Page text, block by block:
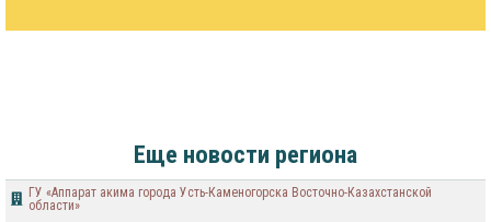
Еще новости региона
ГУ «Аппарат акима города Усть-Каменогорска Восточно-Казахстанской
области»